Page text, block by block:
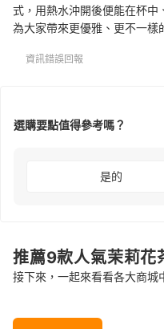
式，用熱水沖開後便能在杯中
為大家帶來更優雅、更不一樣
資訊錯誤回報
選購要點值得參考嗎？
是的
推薦9款人氣茉莉花
接下來，一起來看看各大商城